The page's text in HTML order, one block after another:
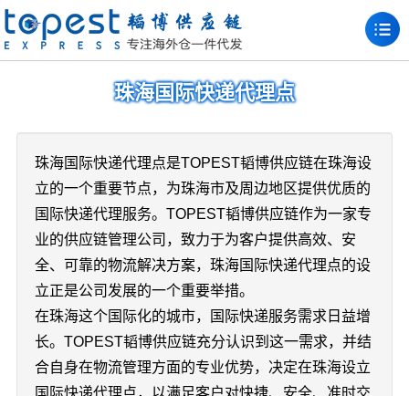
珠海国际快递代理点
珠海国际快递代理点是TOPEST韬博供应链在珠海设
立的一个重要节点，为珠海市及周边地区提供优质的
国际快递代理服务。TOPEST韬博供应链作为一家专
业的供应链管理公司，致力于为客户提供高效、安
全、可靠的物流解决方案，珠海国际快递代理点的设
立正是公司发展的一个重要举措。
在珠海这个国际化的城市，国际快递服务需求日益增
长。TOPEST韬博供应链充分认识到这一需求，并结
合自身在物流管理方面的专业优势，决定在珠海设立
国际快递代理点，以满足客户对快捷、安全、准时交